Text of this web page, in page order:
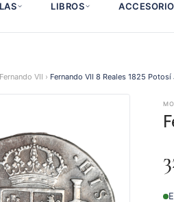
LIBROS
Fernando VII › Fernando VII 8 Reales 1825 Potosí